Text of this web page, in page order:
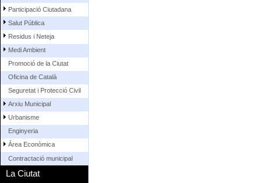
Participació Ciutadana
Salut Pública
Residus i Neteja
Medi Ambient
Promoció de la Ciutat
Oficina de Català
Seguretat i Protecció Civil
Arxiu Municipal
Urbanisme
Enginyeria
Àrea Econòmica
Contractació municipal
La Ciutat